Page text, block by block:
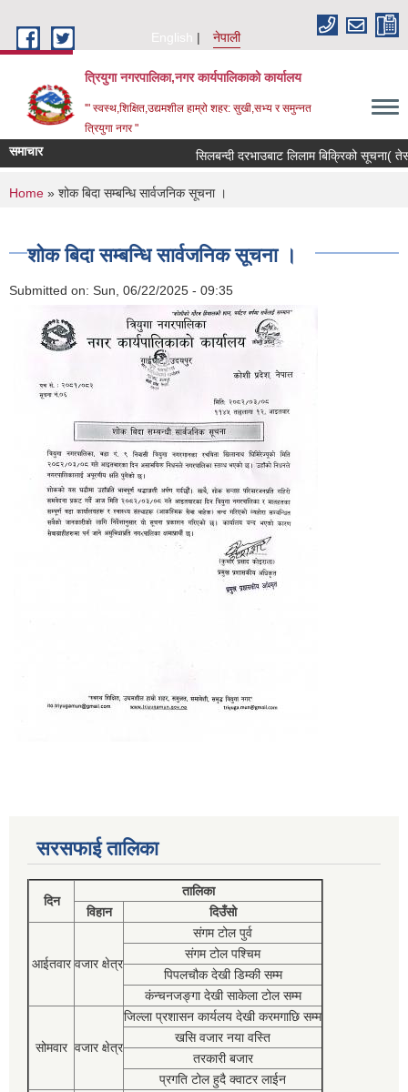
English
नेपाली
त्रियुगा नगरपालिका,नगर कार्यपालिकाको कार्यालय
'" स्वस्थ,शिक्षित,उद्यमशील हाम्रो शहर: सुखी,सभ्य र समुन्नत
त्रियुगा नगर "
समाचार सिलबन्दी दरभाउबाट लिलाम बिक्रिको सूचना(
You are here
Home » शोक बिदा सम्बन्धि सार्वजनिक सूचना ।
शोक बिदा सम्बन्धि सार्वजनिक सूचना ।
Submitted on: Sun, 06/22/2025 - 09:35
सरसफाई तालिका
दिन
तालिका
विहान
दिउँसो
आईतवार वजार क्षेत्र
संगम टोल पुर्व
संगम टोल पश्चिम
पिपलचौक देखी डिम्की सम्म
कंन्चनजङ्गा देखी साकेला टोल सम्म
सोमवार वजार क्षेत्र
जिल्ला प्रशासन कार्यलय देखी करमगाछि सम्म
खसि वजार नया वस्ति
तरकारी बजार
प्रगति टोल हुदै क्वाटर लाईन